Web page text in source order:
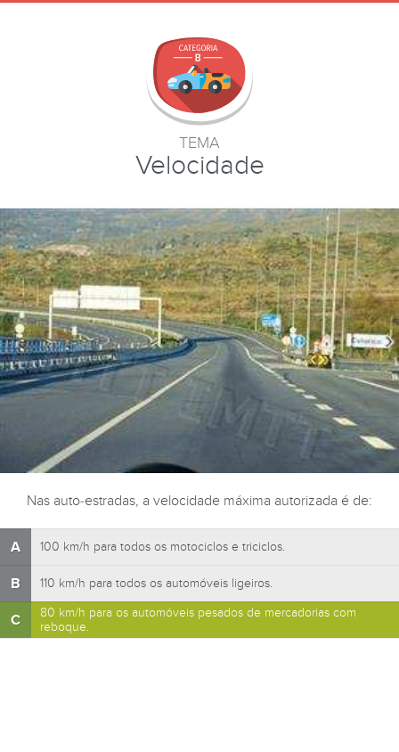
TEMA
Velocidade
Nas auto-estradas, a velocidade máxima autorizada é de:
A 100 km/h para todos os motociclos e triciclos.
B 110 km/h para todos os automóveis ligeiros.
C
80 km/h para os automóveis pesados de mercadorias com
reboque.